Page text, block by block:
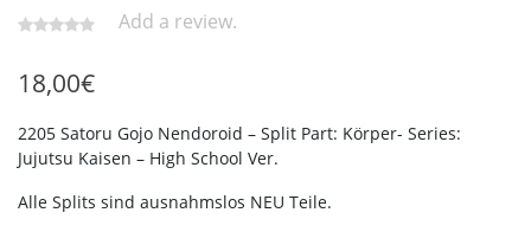
Add a review.
18,00€
2205 Satoru Gojo Nendoroid – Split Part: Körper- Series:
Jujutsu Kaisen – High School Ver.
Alle Splits sind ausnahmslos NEU Teile.